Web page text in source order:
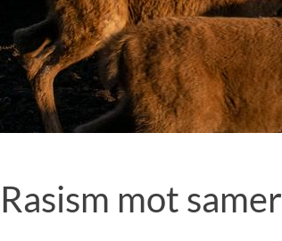
Rasism mot samer